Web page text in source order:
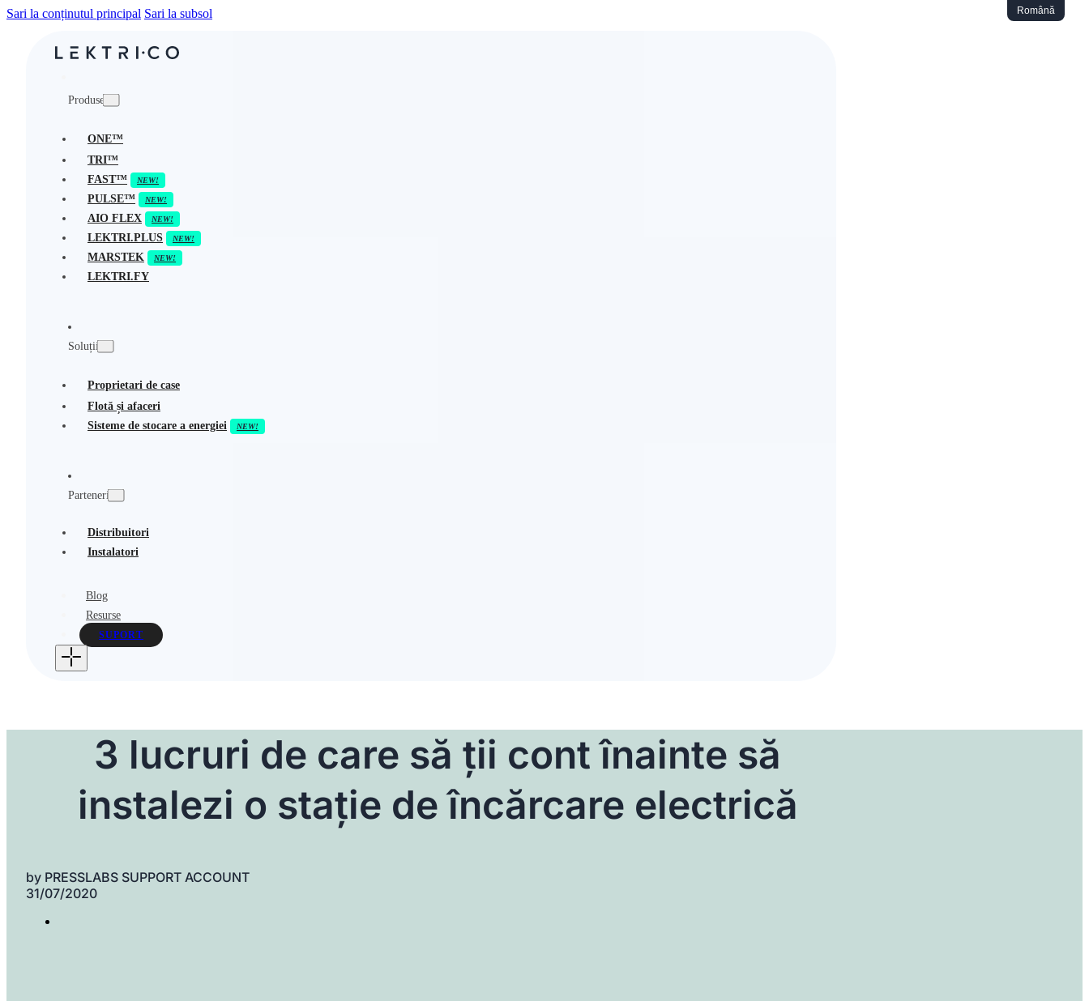
Sari la conținutul principal Sari la subsol Română
Produse
ONE™
TRI™
FAST™
PULSE™
AIO FLEX
LEKTRI.PLUS
MARSTEK
LEKTRI.FY
Soluții
Proprietari de case
Flotă și afaceri
Sisteme de stocare a energiei
Parteneri
Distribuitori
Instalatori
Blog
Resurse
SUPORT
3 lucruri de care să ții cont înainte să
instalezi o stație de încărcare electrică
by PRESSLABS SUPPORT ACCOUNT
31/07/2020